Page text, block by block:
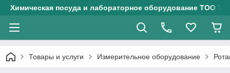
Химическая посуда и лабораторное оборудование ТОО
Товары и услуги Измерительное оборудование